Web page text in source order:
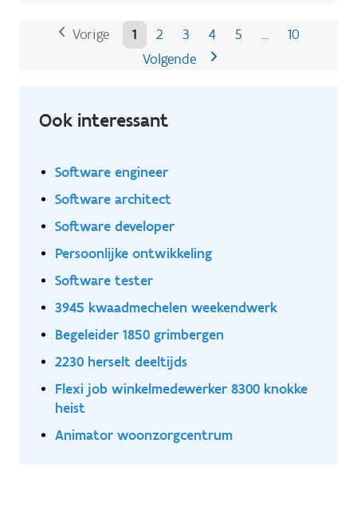
Vorige 1 2 3 4 5
10
Volgende
Ook interessant
Software engineer
Software architect
Software developer
Persoonlijke ontwikkeling
Software tester
3945 kwaadmechelen weekendwerk
Begeleider 1850 grimbergen
2230 herselt deeltijds
Flexi job winkelmedewerker 8300 knokke
heist
Animator woonzorgcentrum